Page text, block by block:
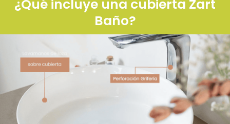
¿Qué incluye una cubierta Zart
Baño?